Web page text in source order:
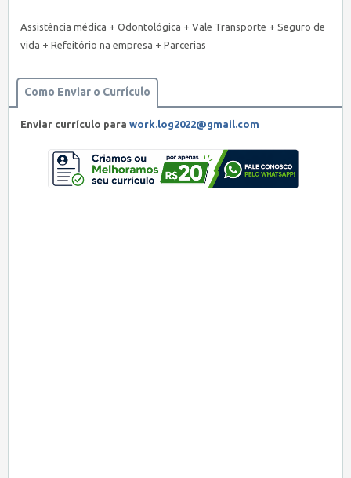
Assistência médica + Odontológica + Vale Transporte + Seguro de
vida + Refeitório na empresa + Parcerias
Como Enviar o Currículo
Enviar currículo para work.log2022@gmail.com